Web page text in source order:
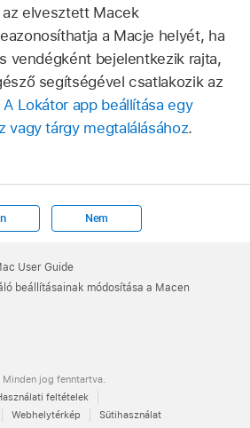
elvesztett Macek
a Macje helyét, ha
vendégként bejelentkezik rajta,
segítségével csatlakozik az
A Lokátor app beállítása egy
vagy tárgy megtalálásához.
Nem
User Guide
beállításainak módosítása a Macen
jog fenntartva.
feltételek
Webhelytérkép Sütihasználat